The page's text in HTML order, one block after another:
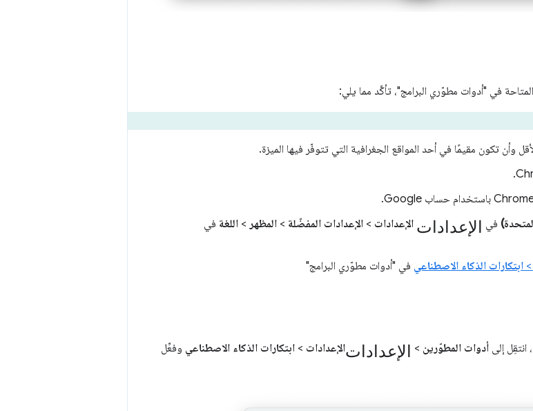
المتاحة في "أدوات مطوّري البرامج"، تأكَّد مما يلي:
في الإعدادات الإعدادات > الإعدادات المفضّلة > المظهر > اللغة في
> ابتكارات الذكاء الاصطناعي في "أدوات مطوّري البرامج"
انتقِل إلى أدوات المطوّرين > الإعداداتالإعدادات > ابتكارات الذكاء الاصطناعي وفعِّل